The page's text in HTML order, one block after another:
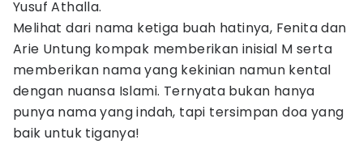
Yusuf Athalla.
Melihat dari nama ketiga buah hatinya, Fenita dan
Arie Untung kompak memberikan inisial M serta
memberikan nama yang kekinian namun kental
dengan nuansa Islami. Ternyata bukan hanya
punya nama yang indah, tapi tersimpan doa yang
baik untuk tiganya!